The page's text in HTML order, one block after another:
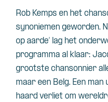
Rob Kemps en het
synoniemen geworden.
op aarde’ lag het
programma al klaar:
grootste chansonnier
maar een Belg. Een
haard verliet om